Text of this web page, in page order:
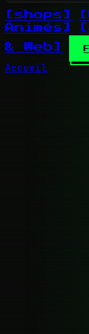
[shops]
Animés]
& Web]
Accueil